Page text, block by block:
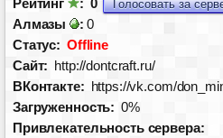
Рейтинг
: 0 Голосовать за
Алмазы : 0
Статус: Offline
Сайт: http://dontcraft.ru/
ВКонтакте: https://vk.com/
Загруженность: 0%
Привлекательность сервера: